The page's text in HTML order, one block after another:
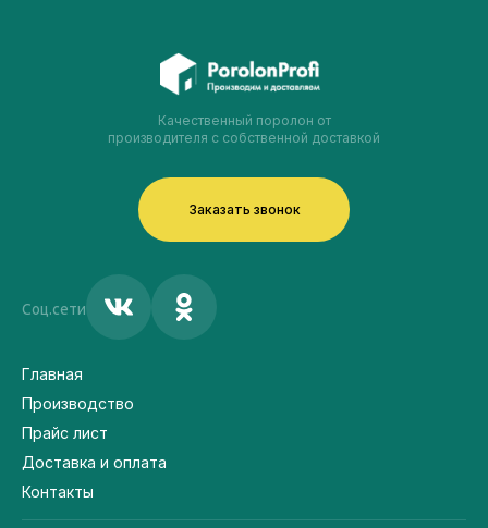
Качественный поролон от
производителя с собственной доставкой
Заказать звонок
Соц.сети
Главная
Производство
Прайс лист
Доставка и оплата
Контакты